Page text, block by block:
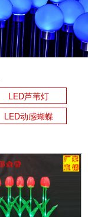
LED芦苇灯
LED动感蝴蝶